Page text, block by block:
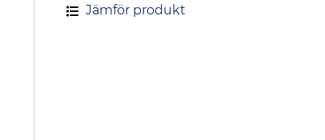
Jämför produkt